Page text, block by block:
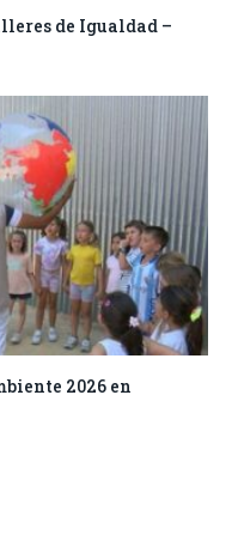
de Igualdad –
2026 en